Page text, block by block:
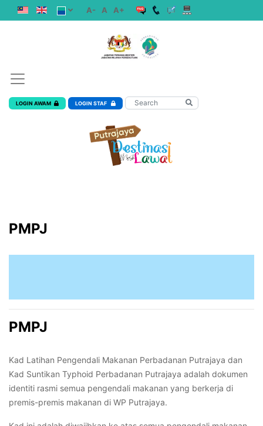
A- A A+
LOGIN AWAM LOGIN STAF
PMPJ
PMPJ
Kad Latihan Pengendali Makanan Perbadanan Putrajaya dan
Kad Suntikan Typhoid Perbadanan Putrajaya adalah dokumen
identiti rasmi semua pengendali makanan yang berkerja di
premis-premis makanan di WP Putrajaya.